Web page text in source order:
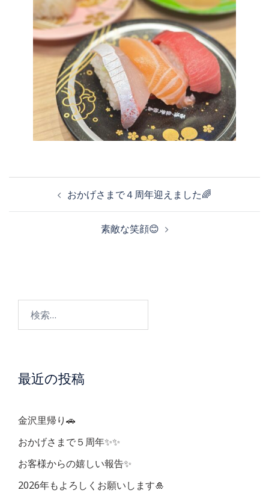
ゲ
シ
ョ
ン
おかげさまで４周年迎えました🌈
素敵な笑顔😊
最近の投稿
金沢里帰り🚗
おかげさまで５周年✨✨
お客様からの嬉しい報告✨
2026年もよろしくお願いします🎍